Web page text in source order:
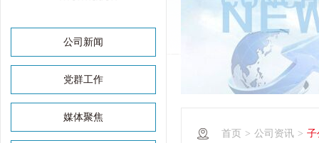
公司新闻
党群工作
媒体聚焦
首页 > 公司资讯 > 子